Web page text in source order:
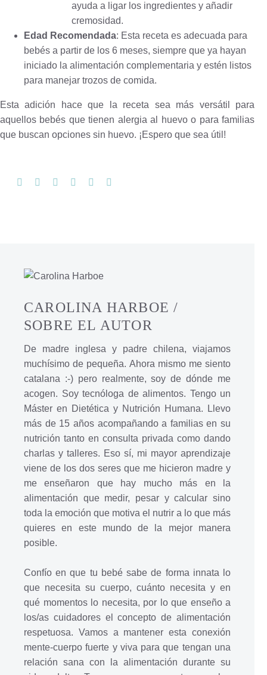
ayuda a ligar los ingredientes y añadir
cremosidad.
Edad Recomendada: Esta receta es adecuada para
bebés a partir de los 6 meses, siempre que ya hayan
iniciado la alimentación complementaria y estén listos
para manejar trozos de comida.
Esta adición hace que la receta sea más versátil para
aquellos bebés que tienen alergia al huevo o para familias
que buscan opciones sin huevo. ¡Espero que sea útil!
CAROLINA HARBOE/
SOBRE EL AUTOR
De madre inglesa y padre chilena, viajamos
muchísimo de pequeña. Ahora mismo me siento
catalana :-) pero realmente, soy de dónde me
acogen. Soy tecnóloga de alimentos. Tengo un
Máster en Dietética y Nutrición Humana. Llevo
más de 15 años acompañando a familias en su
nutrición tanto en consulta privada como dando
charlas y talleres. Eso sí, mi mayor aprendizaje
viene de los dos seres que me hicieron madre y
me enseñaron que hay mucho más en la
alimentación que medir, pesar y calcular sino
toda la emoción que motiva el nutrir a lo que más
quieres en este mundo de la mejor manera
posible.
Confío en que tu bebé sabe de forma innata lo
que necesita su cuerpo, cuánto necesita y en
qué momentos lo necesita, por lo que enseño a
los/as cuidadores el concepto de alimentación
respetuosa. Vamos a mantener esta conexión
mente-cuerpo fuerte y viva para que tengan una
relación sana con la alimentación durante su